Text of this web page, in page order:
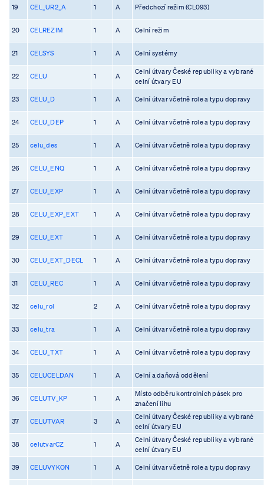
19 CEL_UR2_A 1 A Předchozí režim (CL093)
20 CELREZIM 1 A Celní režim
21 CELSYS 1 A Celní systémy
22 CELU 1 A
Celní útvary České republiky a vybrané
celní útvary EU
23 CELU_D 1 A Celní útvar včetně role a typu dopravy
24 CELU_DEP 1 A Celní útvar včetně role a typu dopravy
25 celu_des 1 A Celní útvar včetně role a typu dopravy
26 CELU_ENQ 1 A Celní útvar včetně role a typu dopravy
27 CELU_EXP 1 A Celní útvar včetně role a typu dopravy
28 CELU_EXP_EXT 1 A Celní útvar včetně role a typu dopravy
29 CELU_EXT 1 A Celní útvar včetně role a typu dopravy
30 CELU_EXT_DECL 1 A Celní útvar včetně role a typu dopravy
31 CELU_REC 1 A Celní útvar včetně role a typu dopravy
32 celu_rol 2 A Celní útvar včetně role a typu dopravy
33 celu_tra 1 A Celní útvar včetně role a typu dopravy
34 CELU_TXT 1 A Celní útvar včetně role a typu dopravy
35 CELUCELDAN 1 A Celní a daňová oddělení
36 CELUTV_KP 1 A
Místo odběru kontrolních pásek pro
značení lihu
37 CELUTVAR 3 A
Celní útvary České republiky a vybrané
celní útvary EU
38 celutvarCZ 1 A
Celní útvary České republiky a vybrané
celní útvary EU
39 CELUVYKON 1 A Celní útvar včetně role a typu dopravy